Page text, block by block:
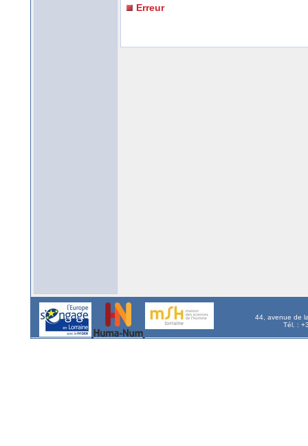
Erreur
44, avenue de
Tél. :